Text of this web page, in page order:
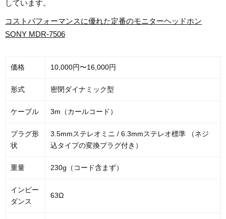
しています。
コストパフォーマンスに優れた定番のモニターヘッドホン
SONY MDR-7506
価格 10,000円〜16,000円
形式 密閉ダイナミック型
ケーブル 3m（カールコード）
プラグ形
状
3.5mmステレオミニ / 6.3mmステレオ標準 （ネジ
込タイプの変換プラグ付き）
重量 230g（コード含まず）
インピー
ダンス
63Ω